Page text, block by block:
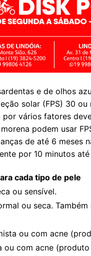
e de olhos
solar (FPS) 30
por vários fatores
podem usar
de até 6 meses
por 10 minutos até
cada tipo de pele
ou sensível.
ou seca.
ou com acne
ou com acne